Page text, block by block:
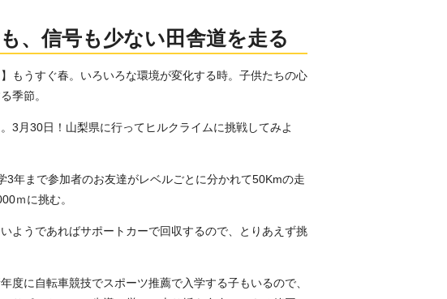
、信号も少ない田舎道を走る
】もうすぐ春。いろいろな環境が変化する時。子供たちの心
季節。
3月30日！山梨県に行ってヒルクライムに挑戦してみよ
3年まで参加者のお友達がレベルごとに分かれて50Kmの走
ｍに挑む。
ようであればサポートカーで回収するので、とりあえず挑
度に自転車競技でスポーツ推薦で入学する子もいるので、